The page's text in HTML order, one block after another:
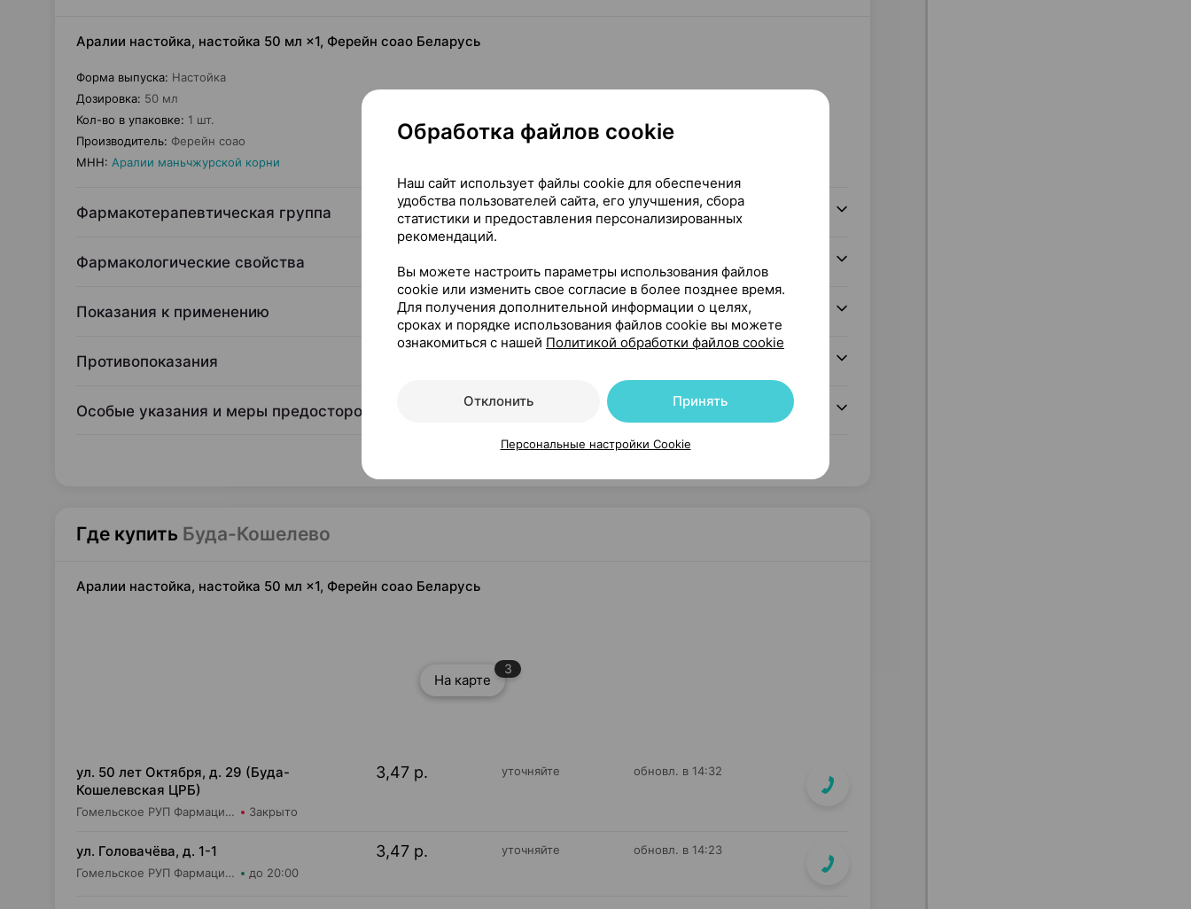
Аралии настойка, настойка 50 мл ×1, Ферейн соао Беларусь
Форма выпуска: Настойка
Дозировка: 50 мл
Кол-во в упаковке: 1 шт.
Производитель: Ферейн соао
МНН: Аралии маньчжурской корни
Фармакотерапевтическая группа
Фармакологические свойства
Показания к применению
Противопоказания
Особые указания и меры предосторожности
Где купить Буда-Кошелево
Аралии настойка, настойка 50 мл ×1, Ферейн соао Беларусь
На карте
3
ул. 50 лет Октября, д. 29 (Буда-
Кошелевская ЦРБ)
Гомельское РУП Фармация Аптека №16/1 Закрыто
3,47 р. уточняйте обновл. в 14:32
ул. Головачёва, д. 1-1
Гомельское РУП Фармация Аптека №16 до 20:00
3,47 р. уточняйте обновл. в 14:23
Обработка файлов cookie
Наш сайт использует файлы cookie для обеспечения
удобства пользователей сайта, его улучшения, сбора
статистики и предоставления персонализированных
рекомендаций.
Вы можете настроить параметры использования файлов
cookie или изменить свое согласие в более позднее время.
Для получения дополнительной информации о целях,
сроках и порядке использования файлов cookie вы можете
ознакомиться с нашей Политикой обработки файлов cookie
Отклонить Принять
Персональные настройки Cookie